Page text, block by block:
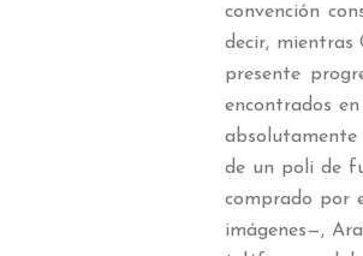
convención
decir, mientras
presente
encontrados
absolutamente
de un poli de
comprado por
imágenes—,